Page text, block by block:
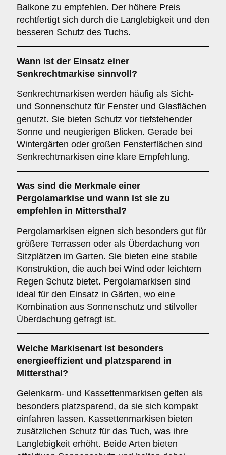
Balkone zu empfehlen. Der höhere Preis
rechtfertigt sich durch die Langlebigkeit und den
besseren Schutz des Tuchs.
Wann ist der Einsatz einer
Senkrechtmarkise sinnvoll?
Senkrechtmarkisen werden häufig als Sicht-
und Sonnenschutz für Fenster und Glasflächen
genutzt. Sie bieten Schutz vor tiefstehender
Sonne und neugierigen Blicken. Gerade bei
Wintergärten oder großen Fensterflächen sind
Senkrechtmarkisen eine klare Empfehlung.
Was sind die Merkmale einer
Pergolamarkise und wann ist sie zu
empfehlen in Mittersthal?
Pergolamarkisen eignen sich besonders gut für
größere Terrassen oder als Überdachung von
Sitzplätzen im Garten. Sie bieten eine stabile
Konstruktion, die auch bei Wind oder leichtem
Regen Schutz bietet. Pergolamarkisen sind
ideal für den Einsatz in Gärten, wo eine
Kombination aus Sonnenschutz und stilvoller
Überdachung gefragt ist.
Welche Markisenart ist besonders
energieeffizient und platzsparend in
Mittersthal?
Gelenkarm- und Kassettenmarkisen gelten als
besonders platzsparend, da sie sich kompakt
einfahren lassen. Kassettenmarkisen bieten
zusätzlichen Schutz für das Tuch, was ihre
Langlebigkeit erhöht. Beide Arten bieten